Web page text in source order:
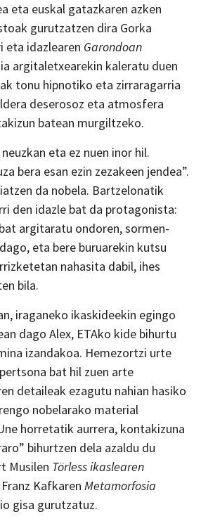
eta euskal gatazkaren azken
gurutzatzen dira Gorka
eta idazlearen Garondoan
argitaletxearekin kaleratu duen
tonu hipnotiko eta zirraragarria
deserosoz eta atmosfera
batean murgiltzeko.
eta ez nuen inor hil.
bera esan ezin zezakeen jendea”.
da nobela. Bartzelonatik
den idazle bat da protagonista:
argitaratu ondoren, sormen-
eta bere buruarekin kutsu
nahasita dabil, ihes
bila.
iraganeko ikaskideekin egingo
dago Alex, ETAko kide bihurtu
izandakoa. Hemezortzi urte
bat hil zuen arte
detaileak ezagutu nahian hasiko
nobelarako material
horretatik aurrera, kontakizuna
bihurtzen dela azaldu du
Musilen Törless ikaslearen
Kafkaren Metamorfosia
gisa gurutzatuz.